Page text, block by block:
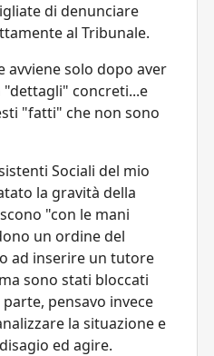
di denunciare
al Tribunale.
avviene solo dopo aver
concreti...e
"fatti" che non sono
Sociali del mio
la gravità della
"con le mani
un ordine del
ad inserire un tutore
sono stati bloccati
pensavo invece
la situazione e
ed agire.